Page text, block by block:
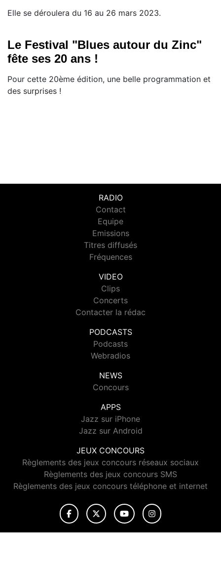
Elle se déroulera du 16 au 26 mars 2023.
Le Festival "Blues autour du Zinc"
fête ses 20 ans !
Pour cette 20ème édition, une belle programmation et
des surprises !
RADIO
Contact
Equipe
Emissions
Titres diffusés
Fréquences
VIDEO
Clips
Concerts
Contacter la rédac
PODCASTS
Podcasts
Webradios
NEWS
Concours
APPS
Jazz sur iPhone
Jazz sur Android
JEUX CONCOURS
Règlements des jeux concours réseaux sociaux
Règlements des jeux concours SMS
Règlements des jeux concours téléphone et internet